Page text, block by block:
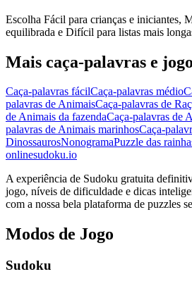
Escolha Fácil para crianças e iniciantes,
equilibrada e Difícil para listas mais
Mais caça-palavras e
Caça-palavras fácilCaça-palavras médio
palavras de AnimaisCaça-palavras de
de Animais da fazendaCaça-palavras de
palavras de Animais marinhosCaça-
DinossaurosNonogramaPuzzle das
onlinesudoku.io
A experiência de Sudoku gratuita
jogo, níveis de dificuldade e dicas
com a nossa bela plataforma de puzzles
Modos de Jogo
Sudoku